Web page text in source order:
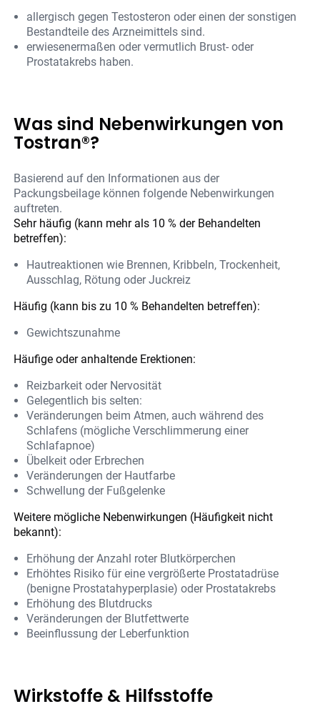
allergisch gegen Testosteron oder einen der sonstigen
Bestandteile des Arzneimittels sind.
erwiesenermaßen oder vermutlich Brust- oder
Prostatakrebs haben.
Was sind Nebenwirkungen von
Tostran®?
Basierend auf den Informationen aus der
Packungsbeilage können folgende Nebenwirkungen
auftreten.
Sehr häufig (kann mehr als 10 % der Behandelten
betreffen):
Hautreaktionen wie Brennen, Kribbeln, Trockenheit,
Ausschlag, Rötung oder Juckreiz
Häufig (kann bis zu 10 % Behandelten betreffen):
Gewichtszunahme
Häufige oder anhaltende Erektionen:
Reizbarkeit oder Nervosität
Gelegentlich bis selten:
Veränderungen beim Atmen, auch während des
Schlafens (mögliche Verschlimmerung einer
Schlafapnoe)
Übelkeit oder Erbrechen
Veränderungen der Hautfarbe
Schwellung der Fußgelenke
Weitere mögliche Nebenwirkungen (Häufigkeit nicht
bekannt):
Erhöhung der Anzahl roter Blutkörperchen
Erhöhtes Risiko für eine vergrößerte Prostatadrüse
(benigne Prostatahyperplasie) oder Prostatakrebs
Erhöhung des Blutdrucks
Veränderungen der Blutfettwerte
Beeinflussung der Leberfunktion
Wirkstoffe & Hilfsstoffe